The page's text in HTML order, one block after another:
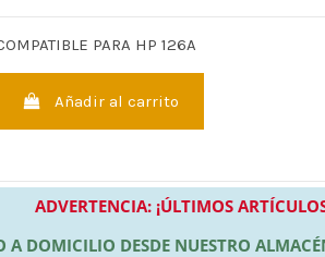
PARA HP 126A
Añadir al carrito
ADVERTENCIA: ¡ÚLTIMOS
A DOMICILIO DESDE NUESTRO